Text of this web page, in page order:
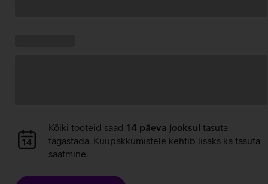
Andmete
laadimine
Kõiki tooteid saad 14 päeva jooksul tasuta
tagastada. Kuupakkumistele kehtib lisaks ka tasuta
saatmine.